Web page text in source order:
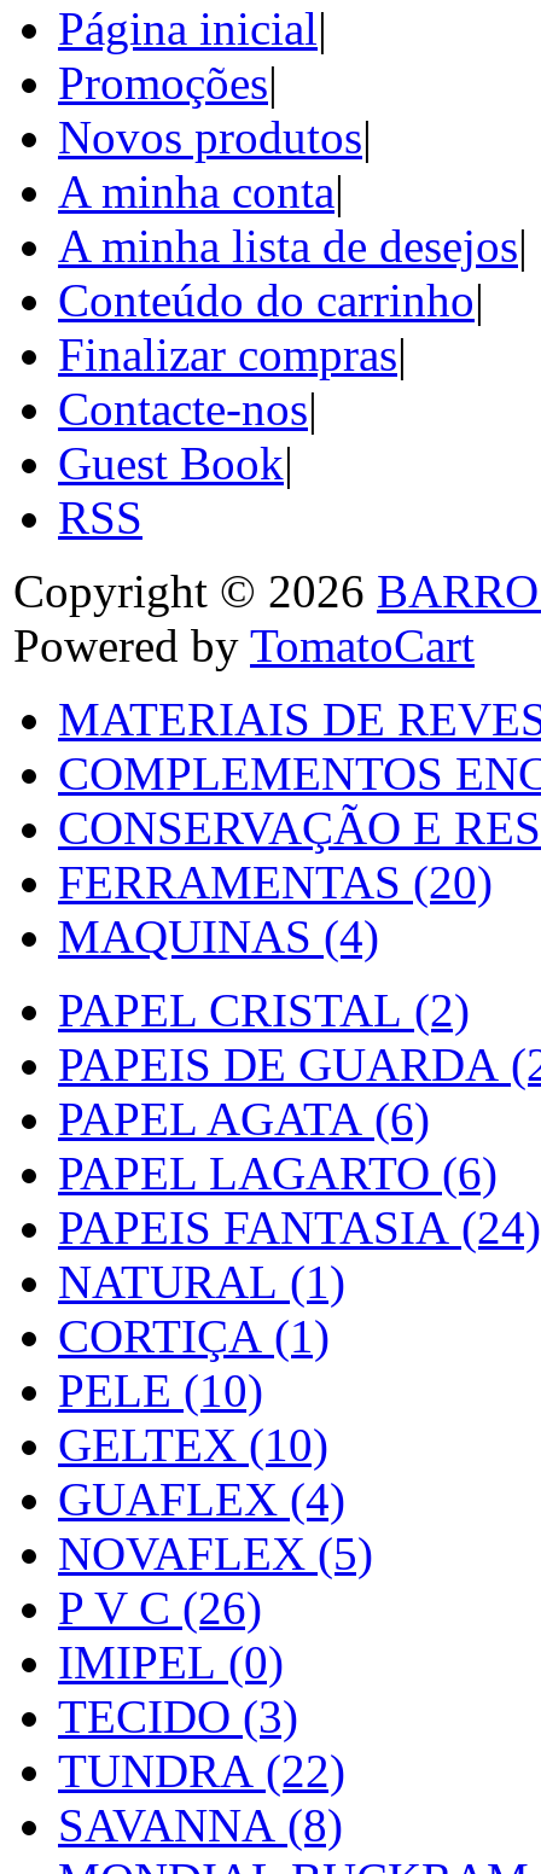
Página inicial|
Promoções|
Novos produtos|
A minha conta|
A minha lista de desejos|
Conteúdo do carrinho|
Finalizar compras|
Contacte-nos|
Guest Book|
RSS
Copyright © 2026
Powered by TomatoCart
MATERIAIS DE
COMPLEMENTOS
CONSERVAÇÃO E
FERRAMENTAS (20)
MAQUINAS (4)
PAPEL CRISTAL (2)
PAPEIS DE GUARDA
PAPEL AGATA (6)
PAPEL LAGARTO (6)
PAPEIS FANTASIA (24)
NATURAL (1)
CORTIÇA (1)
PELE (10)
GELTEX (10)
GUAFLEX (4)
NOVAFLEX (5)
P V C (26)
IMIPEL (0)
TECIDO (3)
TUNDRA (22)
SAVANNA (8)